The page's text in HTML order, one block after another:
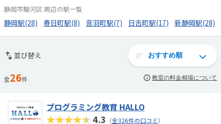
静岡市駿河区 周辺の駅一覧
静岡駅(28) 春日町駅(8) 音羽町駅(7) 日吉町駅(17) 新静岡駅(28)
並び替え
全26件 教室の料金相場について
プログラミング教育 HALLO
★★★★★4.3 （全326件の口コミ）